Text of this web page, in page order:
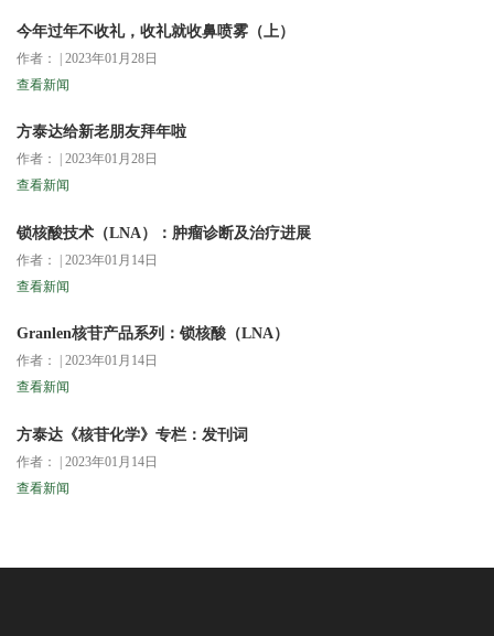
今年过年不收礼，收礼就收鼻喷雾（上）
作者： | 2023年01月28日
查看新闻
方泰达给新老朋友拜年啦
作者： | 2023年01月28日
查看新闻
锁核酸技术（LNA）：肿瘤诊断及治疗进展
作者： | 2023年01月14日
查看新闻
Granlen核苷产品系列：锁核酸（LNA）
作者： | 2023年01月14日
查看新闻
方泰达《核苷化学》专栏：发刊词
作者： | 2023年01月14日
查看新闻